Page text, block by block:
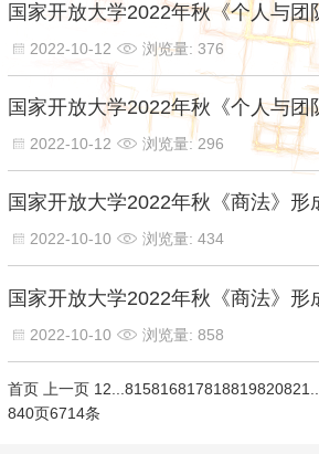
2022-10-12 浏览量: 376
2022-10-12 浏览量: 296
2022-10-10 浏览量: 434
2022-10-10 浏览量: 858
首页 上一页 1 2 815816817818819820821
840页6714条